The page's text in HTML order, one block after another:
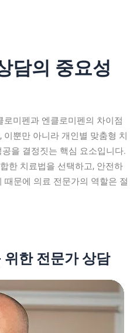
담의 중요성
미펜과 엔클로미펜의 차이점
뿐만 아니라 개인별 맞춤형 치
을 결정짓는 핵심 요소입니다.
한 치료법을 선택하고, 안전하
문에 의료 전문가의 역할은 절
한 전문가 상담